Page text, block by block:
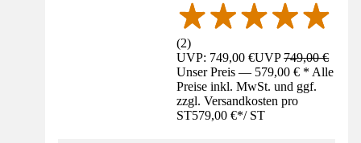
(2)
UVP: 749,00 €UVP749,00 €
Unser Preis — 579,00 € * Alle
Preise inkl. MwSt. und ggf.
zzgl. Versandkosten pro
ST579,00 €*/ ST